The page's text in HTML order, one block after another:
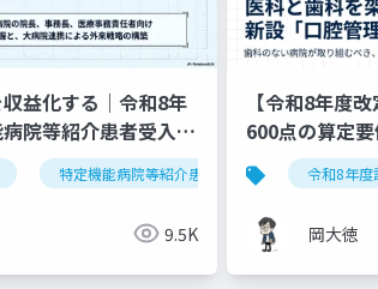
益化する｜令和8年
院等紹介患者受入加
特定機能病院等紹介患者受入加算 逆紹介
9.5K
【令和8年度
600点の算定
令和8年度
岡大徳